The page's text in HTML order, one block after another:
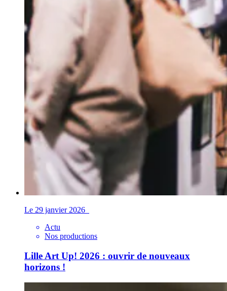
Le 29 janvier 2026
Actu
Nos productions
Lille Art Up! 2026 : ouvrir de nouveaux
horizons !